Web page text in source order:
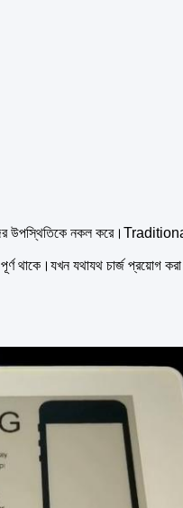
উপস্থিতিকে নকল
থাকে।যখন যথাযথ চার্জ প্রয়োগ